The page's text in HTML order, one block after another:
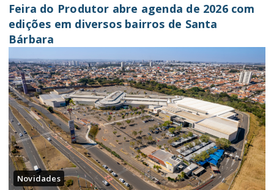
Feira do Produtor abre agenda de 2026 com
edições em diversos bairros de Santa
Bárbara
Novidades